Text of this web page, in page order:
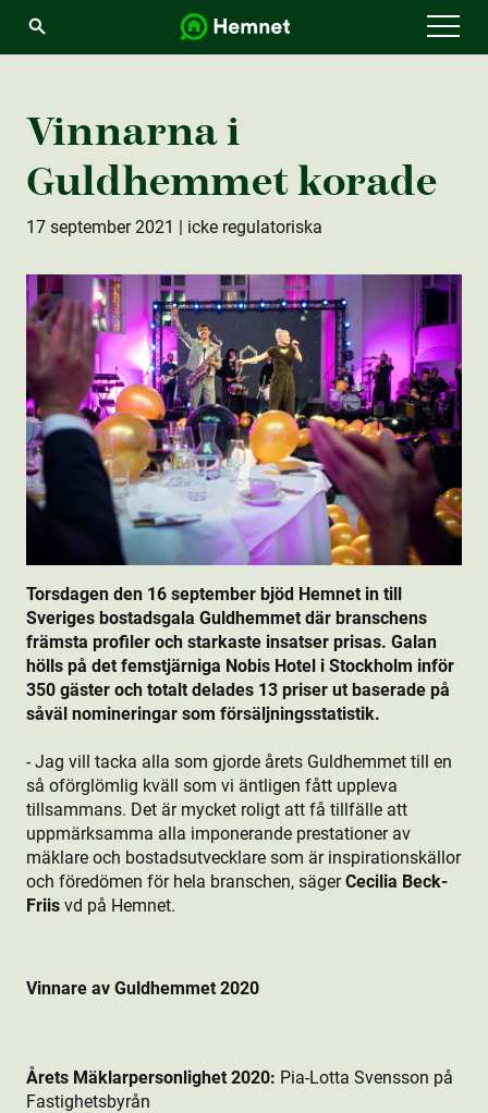
Vinnarna i
Guldhemmet korade
17 september 2021 | icke regulatoriska
Torsdagen den 16 september bjöd Hemnet in till
Sveriges bostads­gala Guldhemmet där branschens
främsta profiler och starkaste insatser prisas. Galan
hölls på det femstjärniga Nobis Hotel i Stockholm inför
350 gäster och totalt delades 13 priser ut baserade på
såväl nomineringar som försäljningsstatistik.
- Jag vill tacka alla som gjorde årets Guldhemmet till en
så oförglömlig kväll som vi äntligen fått uppleva
tillsammans. Det är mycket roligt att få tillfälle att
uppmärksamma alla imponerande prestationer av
mäklare och bostads­utvecklare som är inspirationskällor
och föredömen för hela branschen, sägerCecilia Beck-
Friis vd på Hemnet.
Vinnare av Guldhemmet 2020
Årets Mäklarpersonlighet 2020: Pia-Lotta Svensson på
Fastighetsbyrån